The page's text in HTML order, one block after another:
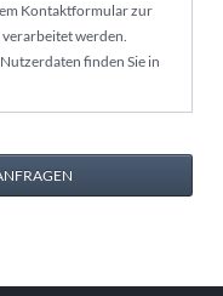
Kontaktformular zur
werden.
finden Sie in